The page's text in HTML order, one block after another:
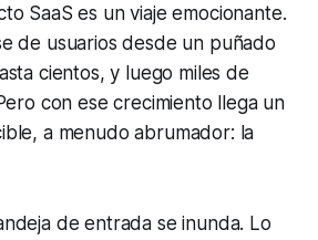
SaaS es un viaje emocionante.
de usuarios desde un puñado
cientos, y luego miles de
con ese crecimiento llega un
a menudo abrumador: la
de entrada se inunda. Lo